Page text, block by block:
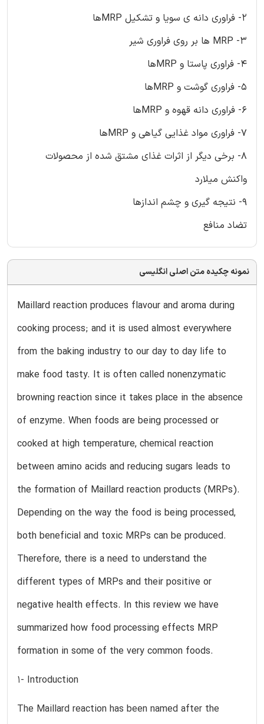
2- فراوری دانه ی سویا و تشکیل MRPها
3- MRP ها بر روی فراوری شیر
4- فراوری پاستا و MRPها
5- فراوری گوشت و MRPها
6- فراوری دانه قهوه و MRPها
7- فراوری مواد غذایی گیاهی و MRPها
8- برخی دیگر از اثرات غذای مشتق شده از محصولات
واکنش میلارد
9- نتیجه گیری و چشم اندازها
تضاد منافع
نمونه چکیده متن اصلی انگلیسی
Maillard reaction produces flavour and aroma during
cooking process; and it is used almost everywhere
from the baking industry to our day to day life to
make food tasty. It is often called nonenzymatic
browning reaction since it takes place in the absence
of enzyme. When foods are being processed or
cooked at high temperature, chemical reaction
between amino acids and reducing sugars leads to
the formation of Maillard reaction products (MRPs).
Depending on the way the food is being processed,
both beneficial and toxic MRPs can be produced.
Therefore, there is a need to understand the
different types of MRPs and their positive or
negative health effects. In this review we have
summarized how food processing effects MRP
formation in some of the very common foods.
1- Introduction
The Maillard reaction has been named after the